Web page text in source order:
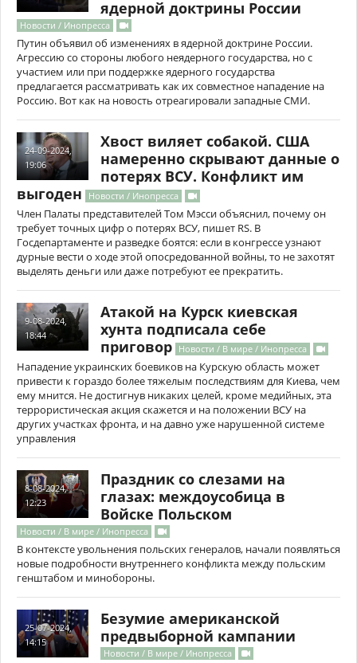
ядерной доктрины России
Новости / Инопресса
Путин объявил об изменениях в ядерной доктрине России.
Агрессию со стороны любого неядерного государства, но с
участием или при поддержке ядерного государства
предлагается рассматривать как их совместное нападение на
Россию. Вот как на новость отреагировали западные СМИ.
24-09-2024,
19:06
Хвост виляет собакой. США
намеренно скрывают данные о
потерях ВСУ. Конфликт им
выгоден
Новости / Инопресса
Член Палаты представителей Том Мэсси объяснил, почему он
требует точных цифр о потерях ВСУ, пишет RS. В
Госдепартаменте и разведке боятся: если в конгрессе узнают
дурные вести о ходе этой опосредованной войны, то не захотят
выделять деньги или даже потребуют ее прекратить.
9-08-2024,
18:44
Атакой на Курск киевская
хунта подписала себе
приговор Новости / В мире / Инопресса
Нападение украинских боевиков на Курскую область может
привести к гораздо более тяжелым последствиям для Киева, чем
ему мнится. Не достигнув никаких целей, кроме медийных, эта
террористическая акция скажется и на положении ВСУ на
других участках фронта, и на давно уже нарушенной системе
управления
8-08-2024,
12:23
Праздник со слезами на
глазах: междоусобица в
Войске Польском
Новости / В мире / Инопресса
В контексте увольнения польских генералов, начали появляться
новые подробности внутреннего конфликта между польским
генштабом и минобороны.
25-07-2024,
14:15
Безумие американской
предвыборной кампании
Новости / В мире / Инопресса